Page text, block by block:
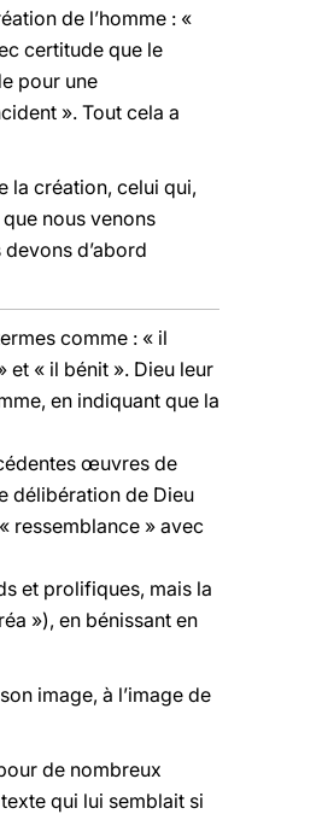
de l’homme : «
certitude que le
pour une
». Tout cela a
la création, celui qui,
nous venons
d’abord
comme : « il
et « il bénit ». Dieu leur
en indiquant que la
œuvres de
délibération de Dieu
ressemblance » avec
et prolifiques, mais la
»), en bénissant en
image, à l’image de
de nombreux
qui lui semblait si